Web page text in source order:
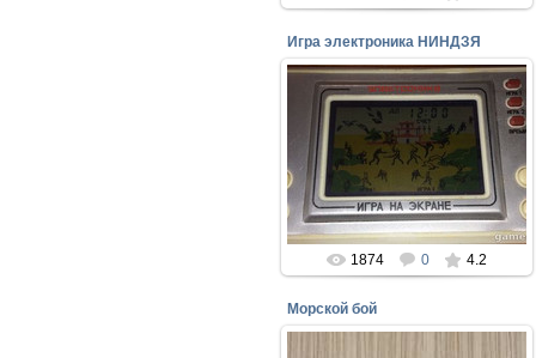
Игра электроника НИНДЗЯ
20.09.2016
Редкая игра электроника
"НИНДЗЯ"
perepelin
1874 0 4.2
Морской бой